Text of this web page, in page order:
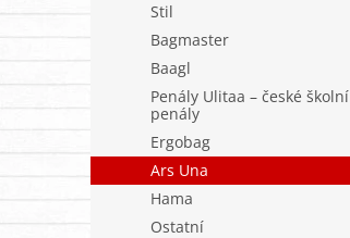
Stil
Bagmaster
Baagl
Penály Ulitaa – české školní
penály
Ergobag
Ars Una
Hama
Ostatní